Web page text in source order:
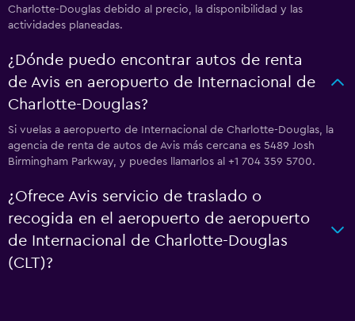
Charlotte-Douglas debido al precio, la disponibilidad y las
actividades planeadas.
¿Dónde puedo encontrar autos de renta
de Avis en aeropuerto de Internacional de
Charlotte-Douglas?
Si vuelas a aeropuerto de Internacional de Charlotte-Douglas, la
agencia de renta de autos de Avis más cercana es 5489 Josh
Birmingham Parkway, y puedes llamarlos al +1 704 359 5700.
¿Ofrece Avis servicio de traslado o
recogida en el aeropuerto de aeropuerto
de Internacional de Charlotte-Douglas
(CLT)?